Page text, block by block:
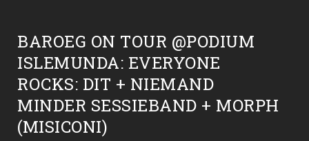
BAROEG ON TOUR @PODIUM
ISLEMUNDA: EVERYONE
ROCKS: DIT + NIEMAND
MINDER SESSIEBAND + MORPH
(MISICONI)